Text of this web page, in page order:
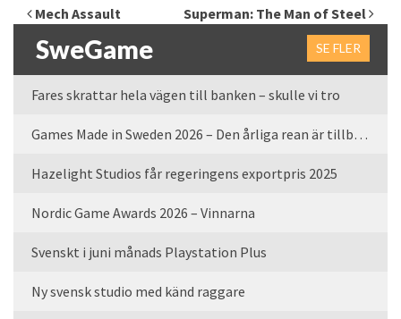
Inläggsnavigering
Mech Assault Superman: The Man of Steel
SweGame SE FLER
Fares skrattar hela vägen till banken – skulle vi tro
Games Made in Sweden 2026 – Den årliga rean är tillbaka
Hazelight Studios får regeringens exportpris 2025
Nordic Game Awards 2026 – Vinnarna
Svenskt i juni månads Playstation Plus
Ny svensk studio med känd raggare